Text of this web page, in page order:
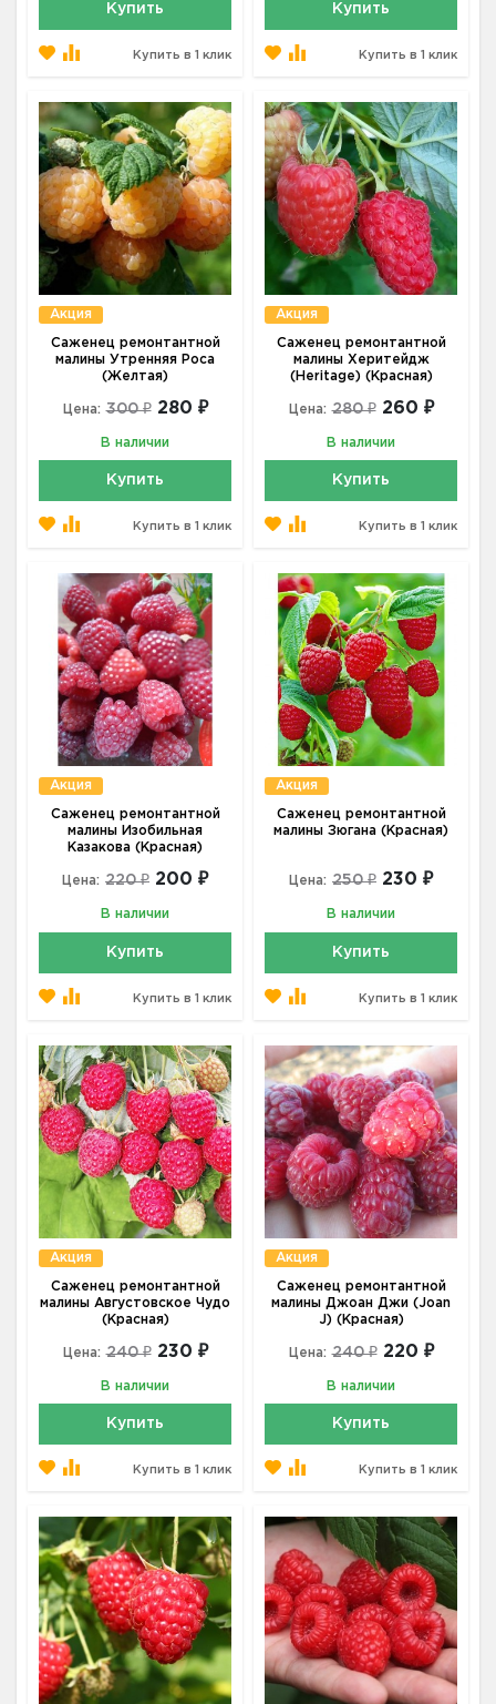
Купить
Купить в 1 клик
Купить
Купить в 1 клик
Акция
Саженец ремонтантной
малины Утренняя Роса
(Желтая)
Цена: 300 ₽ 280 ₽
В наличии
Купить
Купить в 1 клик
Акция
Саженец ремонтантной
малины Херитейдж
(Heritage) (Красная)
Цена: 280 ₽ 260 ₽
В наличии
Купить
Купить в 1 клик
Акция
Саженец ремонтантной
малины Изобильная
Казакова (Красная)
Цена: 220 ₽ 200 ₽
В наличии
Купить
Купить в 1 клик
Акция
Саженец ремонтантной
малины Зюгана (Красная)
Цена: 250 ₽ 230 ₽
В наличии
Купить
Купить в 1 клик
Акция
Саженец ремонтантной
малины Августовское Чудо
(Красная)
Цена: 240 ₽ 230 ₽
В наличии
Купить
Купить в 1 клик
Акция
Саженец ремонтантной
малины Джоан Джи (Joan
J) (Красная)
Цена: 240 ₽ 220 ₽
В наличии
Купить
Купить в 1 клик